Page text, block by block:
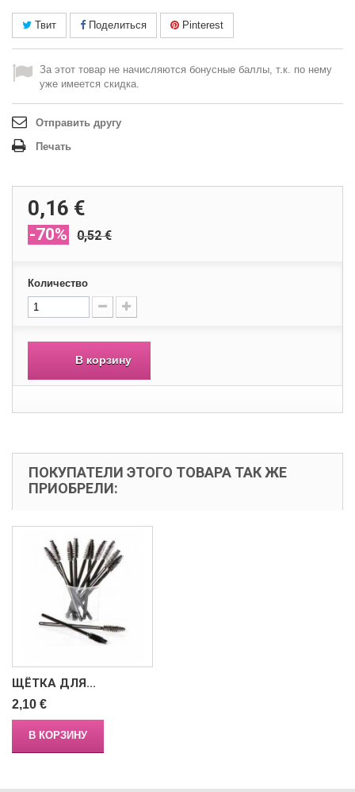
Твит Поделиться Pinterest
За этот товар не начисляются бонусные баллы, т.к. по нему
уже имеется скидка.
Отправить другу
Печать
0,16 €
-70% 0,52 €
Количество
В корзину
ПОКУПАТЕЛИ ЭТОГО ТОВАРА ТАК ЖЕ
ПРИОБРЕЛИ:
ЩЁТКА ДЛЯ...
2,10 €
В КОРЗИНУ